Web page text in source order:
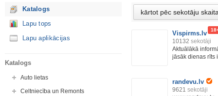
Katalogs
Lapu tops
Lapu aplikācijas
Katalogs
Auto lietas
Celtniecība un Remonts
Vispirms.lv
10132 sekotāji
Aktuālākā
jāsāk dienas rīts
randevu.lv
9621 sekotāji